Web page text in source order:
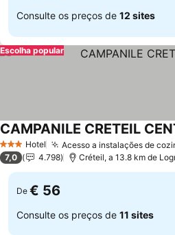
Consulte os preços de 12 sites
Escolha popular
3 EstrelasHotel Acesso a instalações de
CAMPANILE CRETEIL
7,0 4.798 Créteil, a 13.8 km de
De € 56
Consulte os preços de 11 sites